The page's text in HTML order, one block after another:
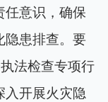
任意识，确保
隐患排查。要
法检查专项行
入开展火灾隐